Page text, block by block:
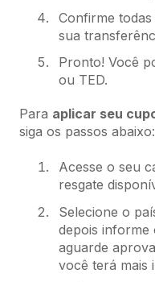
Confirme
sua
Pronto! Você
ou TED.
Para aplicar seu
siga os passos abaixo:
Acesse o seu
resgate
Selecione o
depois informe
aguarde
você terá mais